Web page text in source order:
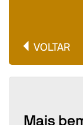
VOLTAR
Mais